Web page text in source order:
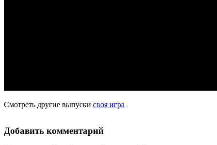
Смотреть другие выпуски своя игра
Добавить комментарий